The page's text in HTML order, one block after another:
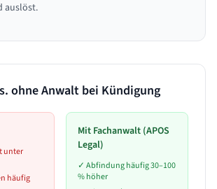
auslöst.
ohne Anwalt bei Kündigung
unter
häufig
Mit Fachanwalt (APOS
Legal)
✓ Abfindung häufig 30–100
% höher